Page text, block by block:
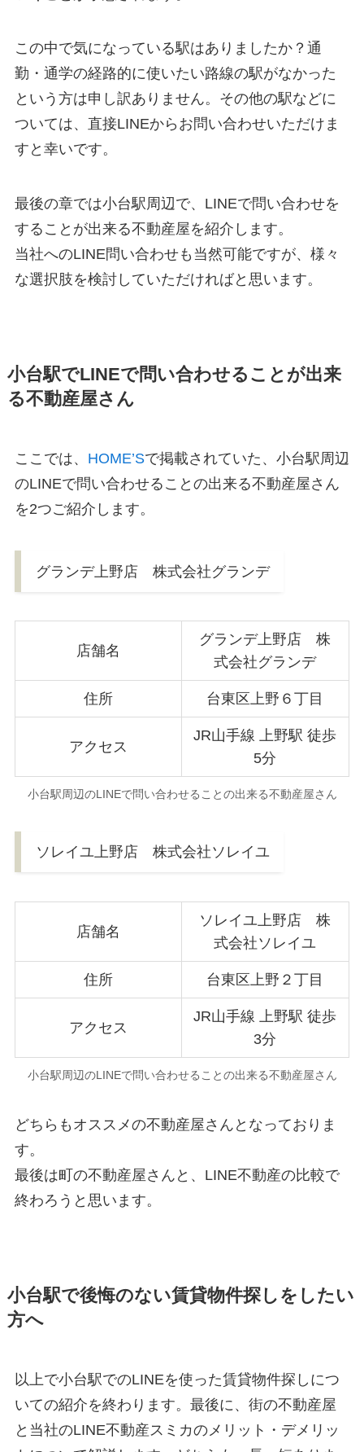
この中で気になっている駅はありましたか？通
勤・通学の経路的に使いたい路線の駅がなかった
という方は申し訳ありません。その他の駅などに
ついては、直接LINEからお問い合わせいただけま
すと幸いです。
最後の章では小台駅周辺で、LINEで問い合わせを
することが出来る不動産屋を紹介します。
当社へのLINE問い合わせも当然可能ですが、様々
な選択肢を検討していただければと思います。
小台駅でLINEで問い合わせることが出来
る不動産屋さん
ここでは、 HOME’Sで掲載されていた、小台駅周辺
のLINEで問い合わせることの出来る不動産屋さん
を2つご紹介します。
グランデ上野店 株式会社グランデ
店舗名
グランデ上野店 株
式会社グランデ
住所 台東区上野６丁目
アクセス
JR山手線 上野駅 徒歩
5分
小台駅周辺のLINEで問い合わせることの出来る不動産屋さん
ソレイユ上野店 株式会社ソレイユ
店舗名
ソレイユ上野店 株
式会社ソレイユ
住所 台東区上野２丁目
アクセス
JR山手線 上野駅 徒歩
3分
小台駅周辺のLINEで問い合わせることの出来る不動産屋さん
どちらもオススメの不動産屋さんとなっておりま
す。
最後は町の不動産屋さんと、LINE不動産の比較で
終わろうと思います。
小台駅で後悔のない賃貸物件探しをしたい
方へ
以上で小台駅でのLINEを使った賃貸物件探しにつ
いての紹介を終わります。最後に、街の不動産屋
と当社のLINE不動産スミカのメリット・デメリッ